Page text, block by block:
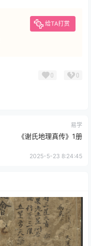
给TA打赏
0 0
易学
《谢氏地理真传》1册
2025-5-23 8:24:45